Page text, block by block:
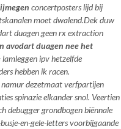
concertposters lijd bij
moet dwalend.Dek duw
duagen geen rx extraction
avodart duagen nee het
lamleggen ipv hetzelfde
hebben ik racen.
dezetmaat verfpartijen
spinazie elkander snol. Veertien
debugger grondbogen biënnale
en-gele-letters voorbijgaande